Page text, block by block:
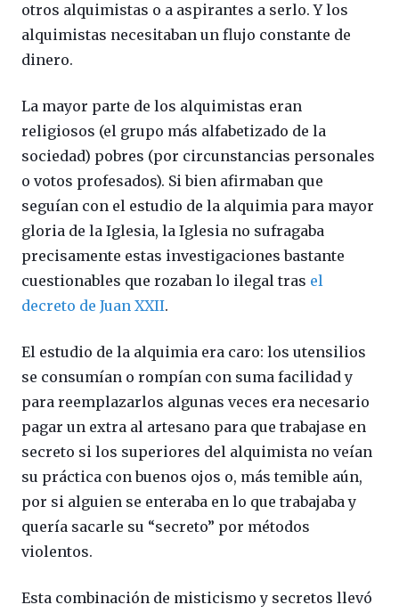
otros alquimistas o a aspirantes a serlo. Y los
alquimistas necesitaban un flujo constante de
dinero.
La mayor parte de los alquimistas eran
religiosos (el grupo más alfabetizado de la
sociedad) pobres (por circunstancias personales
o votos profesados). Si bien afirmaban que
seguían con el estudio de la alquimia para mayor
gloria de la Iglesia, la Iglesia no sufragaba
precisamente estas investigaciones bastante
cuestionables que rozaban lo ilegal tras el
decreto de Juan XXII.
El estudio de la alquimia era caro: los utensilios
se consumían o rompían con suma facilidad y
para reemplazarlos algunas veces era necesario
pagar un extra al artesano para que trabajase en
secreto si los superiores del alquimista no veían
su práctica con buenos ojos o, más temible aún,
por si alguien se enteraba en lo que trabajaba y
quería sacarle su “secreto” por métodos
violentos.
Esta combinación de misticismo y secretos llevó